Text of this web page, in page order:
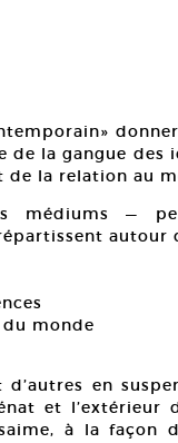
de la gangue des
de la relation au
médiums —
autour
du monde
en
et l’extérieur
à la façon